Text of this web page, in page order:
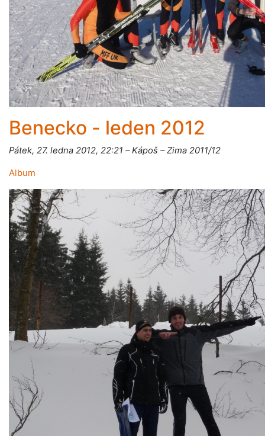
Benecko - leden 2012
Pátek, 27. ledna 2012, 22:21 – Kápoš – Zima 2011/12
Album